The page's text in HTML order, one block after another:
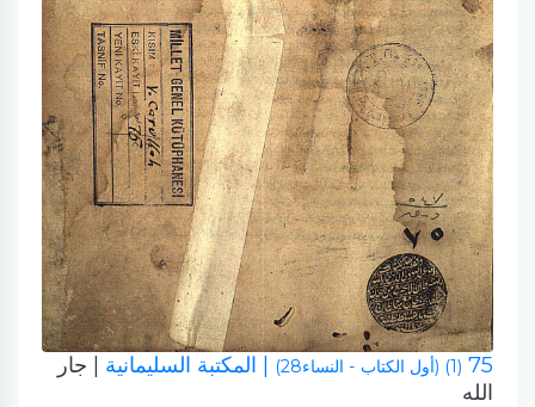
75 (1) (أول الكتاب - النساء28) | المكتبة السليمانية
| جار
الله